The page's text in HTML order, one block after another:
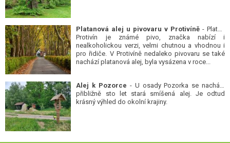
Platanová alej u pivovaru v Protivíně - Platan
Protivín je známé pivo, značka nabízí i
nealkoholickou verzi, velmi chutnou a vhodnou i
pro řidiče. V Protivíně nedaleko pivovaru se také
nachází platanová alej, byla vysázena v roce...
Alej k Pozorce - U osady Pozorka se nachází
přibližně sto let stará smíšená alej. Je odtud
krásný výhled do okolní krajiny.